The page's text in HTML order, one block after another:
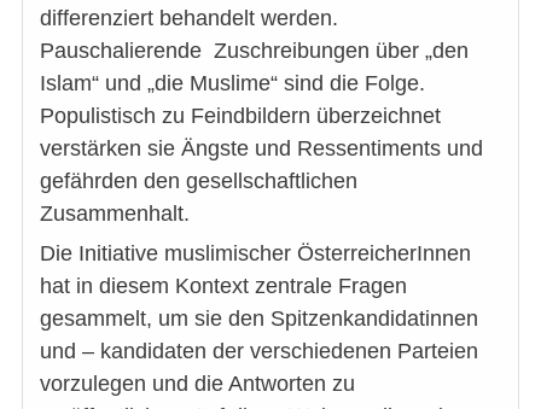
differenziert behandelt werden.
Pauschalierende Zuschreibungen über „den
Islam“ und „die Muslime“ sind die Folge.
Populistisch zu Feindbildern überzeichnet
verstärken sie Ängste und Ressentiments und
gefährden den gesellschaftlichen
Zusammenhalt.
Die Initiative muslimischer ÖsterreicherInnen
hat in diesem Kontext zentrale Fragen
gesammelt, um sie den Spitzenkandidatinnen
und – kandidaten der verschiedenen Parteien
vorzulegen und die Antworten zu